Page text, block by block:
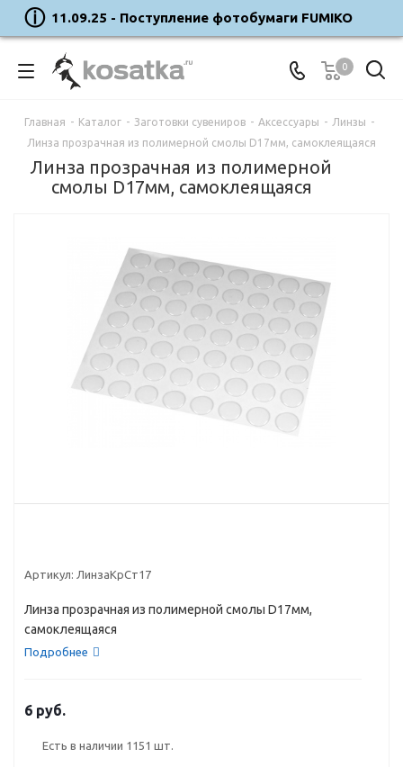
11.09.25 - Поступление фотобумаги FUMIKO
0
Главная - Каталог - Заготовки сувениров - Аксессуары - Линзы -
Линза прозрачная из полимерной смолы D17мм, самоклеящаяся
Линза прозрачная из полимерной
смолы D17мм, самоклеящаяся
Артикул: ЛинзаКрСт17
Линза прозрачная из полимерной смолы D17мм,
самоклеящаяся
Подробнее
6 руб.
Есть в наличии 1151 шт.